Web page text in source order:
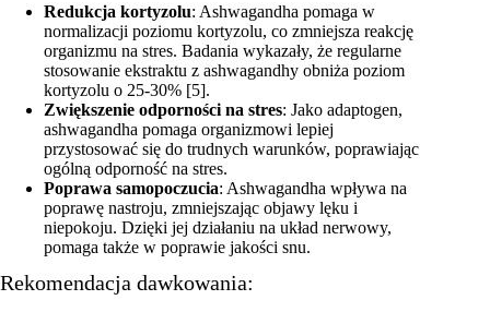
Redukcja kortyzolu: Ashwagandha pomaga w
normalizacji poziomu kortyzolu, co zmniejsza reakcję
organizmu na stres. Badania wykazały, że regularne
stosowanie ekstraktu z ashwagandhy obniża poziom
kortyzolu o 25-30% [5].
Zwiększenie odporności na stres: Jako adaptogen,
ashwagandha pomaga organizmowi lepiej
przystosować się do trudnych warunków, poprawiając
ogólną odporność na stres.
Poprawa samopoczucia: Ashwagandha wpływa na
poprawę nastroju, zmniejszając objawy lęku i
niepokoju. Dzięki jej działaniu na układ nerwowy,
pomaga także w poprawie jakości snu.
Rekomendacja dawkowania: